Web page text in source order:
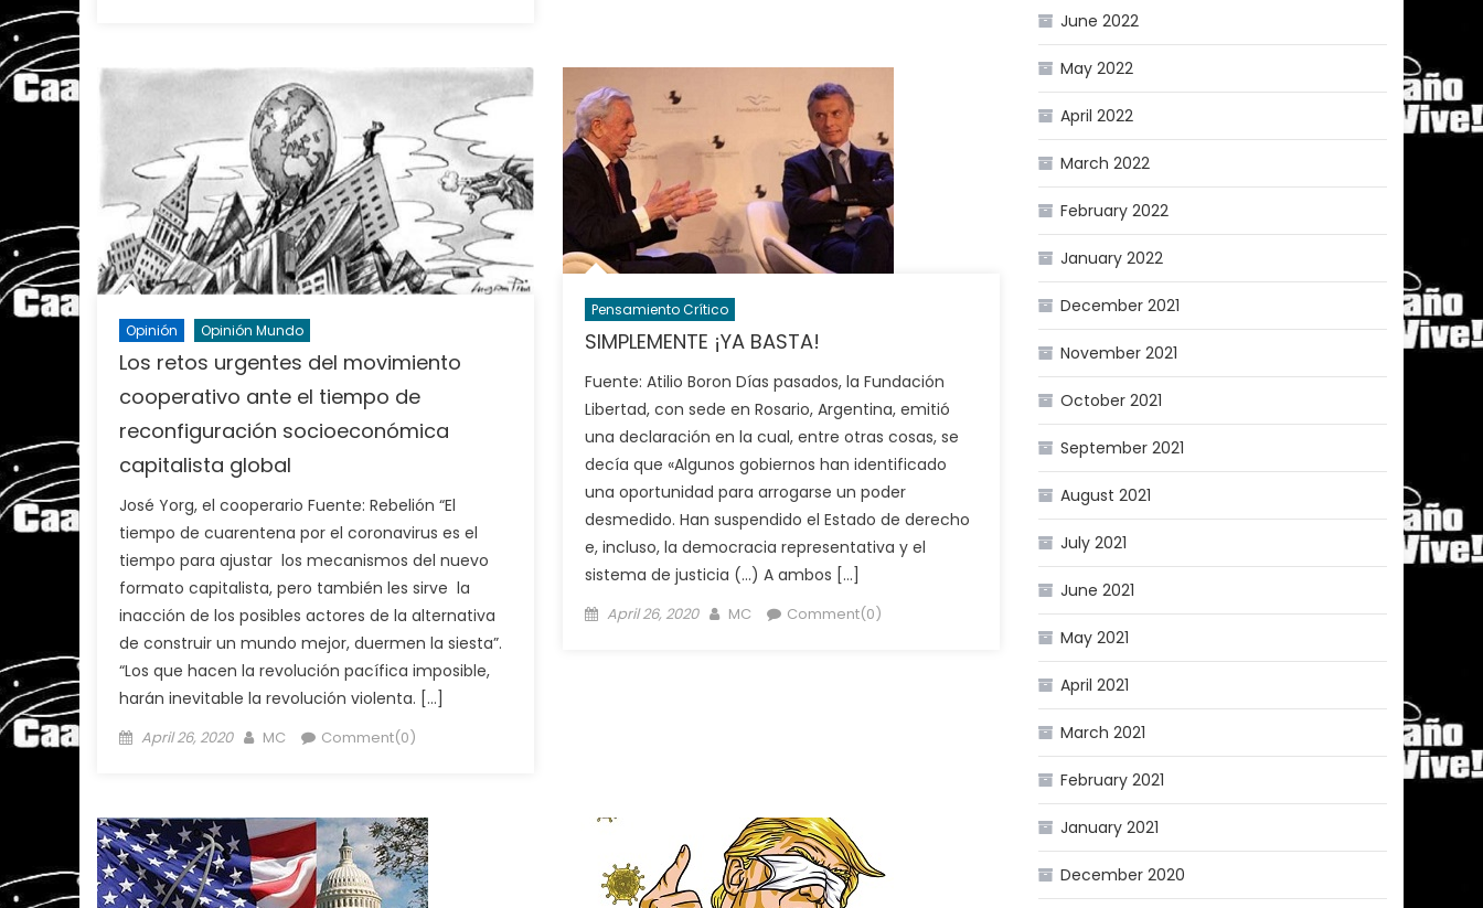
Opinión Opinión Mundo
Los retos urgentes del movimiento
cooperativo ante el tiempo de
reconfiguración socioeconómica
capitalista global
José Yorg, el cooperario Fuente: Rebelión “El
tiempo de cuarentena por el coronavirus es el
tiempo para ajustar los mecanismos del nuevo
formato capitalista, pero también les sirve la
inacción de los posibles actores de la alternativa
de construir un mundo mejor, duermen la siesta”.
“Los que hacen la revolución pacífica imposible,
harán inevitable la revolución violenta. […]
Posted
April 26, 2020 Author
MC Comment(0)
Pensamiento Crítico
SIMPLEMENTE ¡YA BASTA!
Fuente: Atilio Boron Días pasados, la Fundación
Libertad, con sede en Rosario, Argentina, emitió
una declaración en la cual, entre otras cosas, se
decía que «Algunos gobiernos han identificado
una oportunidad para arrogarse un poder
desmedido. Han suspendido el Estado de derecho
e, incluso, la democracia representativa y el
sistema de justicia (…) A ambos […]
Posted
April 26, 2020 Author
MC Comment(0)
June 2022
May 2022
April 2022
March 2022
February 2022
January 2022
December 2021
November 2021
October 2021
September 2021
August 2021
July 2021
June 2021
May 2021
April 2021
March 2021
February 2021
January 2021
December 2020